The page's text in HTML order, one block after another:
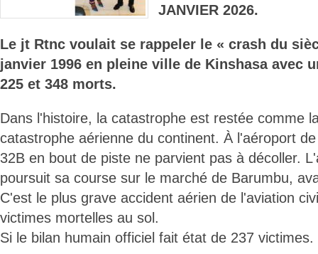
JANVIER 2026.
Le jt Rtnc voulait se rappeler le « crash du
janvier 1996 en pleine ville de Kinshasa avec
225 et 348 morts.
Dans l'histoire, la catastrophe est restée comme
catastrophe aérienne du continent. À l'aéroport
32B en bout de piste ne parvient pas à décoller.
poursuit sa course sur le marché de Barumbu,
C'est le plus grave accident aérien de l'aviation
victimes mortelles au sol.
Si le bilan humain officiel fait état de 237 victimes.